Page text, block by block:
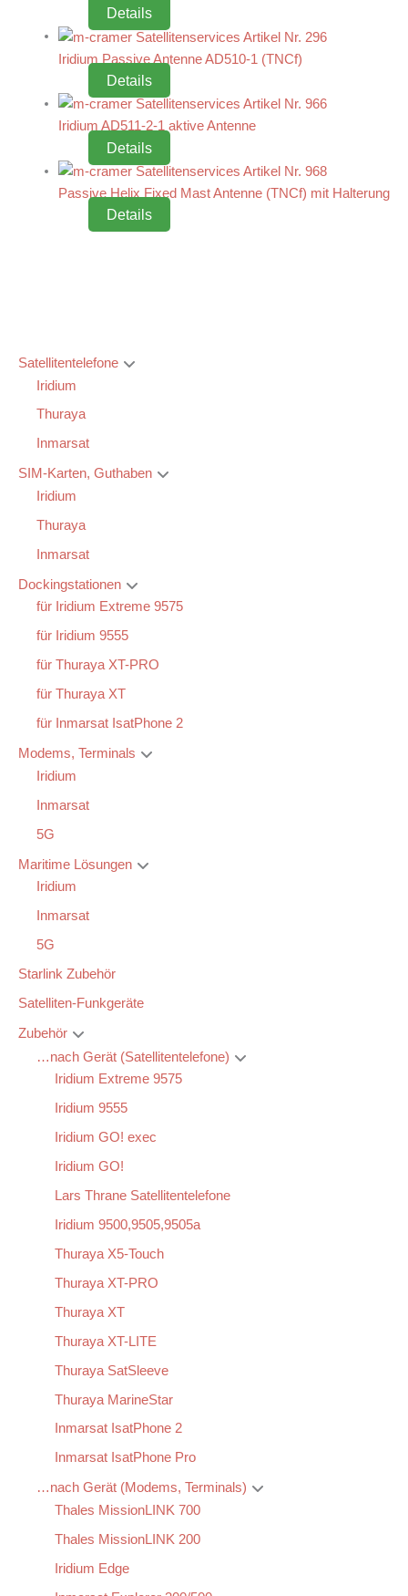
Satellitentelefone
Iridium
Thuraya
Inmarsat
SIM-Karten, Guthaben
Iridium
Thuraya
Inmarsat
Dockingstationen
für Iridium Extreme 9575
für Iridium 9555
für Thuraya XT-PRO
für Thuraya XT
für Inmarsat IsatPhone 2
Modems, Terminals
Iridium
Inmarsat
5G
Maritime Lösungen
Iridium
Inmarsat
5G
Starlink Zubehör
Satelliten-Funkgeräte
Zubehör
…nach Gerät (Satellitentelefone)
Iridium Extreme 9575
Iridium 9555
Iridium GO! exec
Iridium GO!
Lars Thrane Satellitentelefone
Iridium 9500,9505,9505a
Thuraya X5-Touch
Thuraya XT-PRO
Thuraya XT
Thuraya XT-LITE
Thuraya SatSleeve
Thuraya MarineStar
Inmarsat IsatPhone 2
Inmarsat IsatPhone Pro
…nach Gerät (Modems, Terminals)
Thales MissionLINK 700
Thales MissionLINK 200
Iridium Edge
Details
Iridium Passive Antenne AD510-1 (TNCf)
Details
Iridium AD511-2-1 aktive Antenne
Details
Passive Helix Fixed Mast Antenne (TNCf) mit Halterung
Details